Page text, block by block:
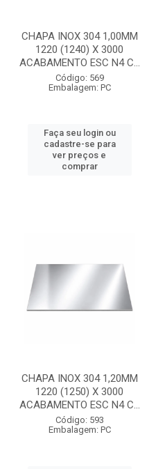
CHAPA INOX 304 1,00MM
1220 (1240) X 3000
ACABAMENTO ESC N4 C...
Código: 569
Embalagem: PC
Faça seu login ou
cadastre-se para
ver preços e
comprar
CHAPA INOX 304 1,20MM
1220 (1250) X 3000
ACABAMENTO ESC N4 C...
Código: 593
Embalagem: PC